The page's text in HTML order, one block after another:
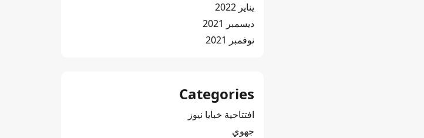
يناير 2022
ديسمبر 2021
نوفمبر 2021
Categories
افتتاحية خبايا نيوز
جهوي